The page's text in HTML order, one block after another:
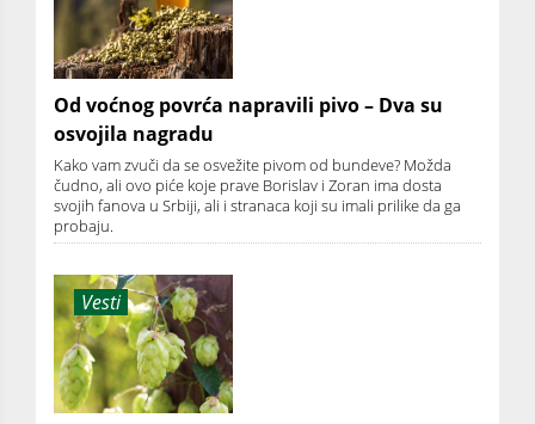
Od voćnog povrća napravili pivo – Dva su
osvojila nagradu
Kako vam zvuči da se osvežite pivom od bundeve? Možda
čudno, ali ovo piće koje prave Borislav i Zoran ima dosta
svojih fanova u Srbiji, ali i stranaca koji su imali prilike da ga
probaju.
Vesti